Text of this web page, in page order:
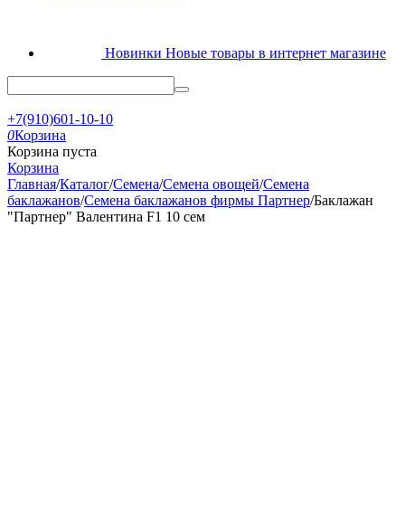
Новинки Новые товары в интернет магазине
+7(910)601-10-10
0Корзина
Корзина пуста
Корзина
Главная/Каталог/Семена/Семена овощей/Семена
баклажанов/Семена баклажанов фирмы Партнер/Баклажан
"Партнер" Валентина F1 10 сем